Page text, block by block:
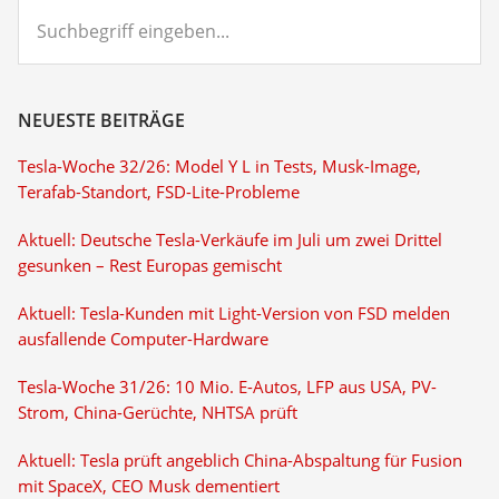
eingeben...
NEUESTE BEITRÄGE
Tesla-Woche 32/26: Model Y L in Tests, Musk-Image,
Terafab-Standort, FSD-Lite-Probleme
Aktuell: Deutsche Tesla-Verkäufe im Juli um zwei Drittel
gesunken – Rest Europas gemischt
Aktuell: Tesla-Kunden mit Light-Version von FSD melden
ausfallende Computer-Hardware
Tesla-Woche 31/26: 10 Mio. E-Autos, LFP aus USA, PV-
Strom, China-Gerüchte, NHTSA prüft
Aktuell: Tesla prüft angeblich China-Abspaltung für Fusion
mit SpaceX, CEO Musk dementiert